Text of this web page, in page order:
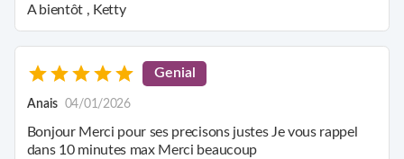
A bientôt , Ketty
Genial
Anais 04/01/2026
Bonjour Merci pour ses precisons justes Je vous rappel
dans 10 minutes max Merci beaucoup